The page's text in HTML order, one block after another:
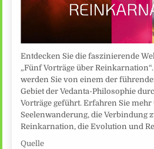
Entdecken Sie die faszinierende
„Fünf Vorträge über
werden Sie von einem der
Gebiet der Vedanta-Philosophie
Vorträge geführt. Erfahren Sie
Seelenwanderung, die Verbindung
Reinkarnation, die Evolution und
Quelle